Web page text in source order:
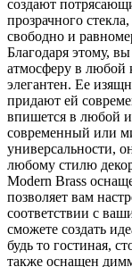
создают
прозрачного
свободно и
Благодаря этому,
атмосферу в любой
элегантен. Ее
придают ей
впишется в любой
современный или
универсальности,
любому стилю
Modern Brass
позволяет вам
соответствии с
сможете создать
будь то гостиная,
также оснащен